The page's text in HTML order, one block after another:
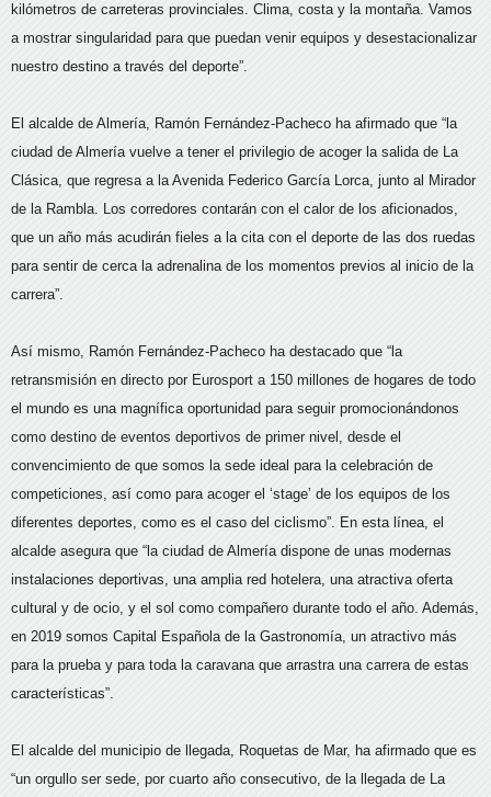
kilómetros de carreteras provinciales. Clima, costa y la montaña. Vamos
a mostrar singularidad para que puedan venir equipos y desestacionalizar
nuestro destino a través del deporte”.
El alcalde de Almería, Ramón Fernández-Pacheco ha afirmado que “la
ciudad de Almería vuelve a tener el privilegio de acoger la salida de La
Clásica, que regresa a la Avenida Federico García Lorca, junto al Mirador
de la Rambla. Los corredores contarán con el calor de los aficionados,
que un año más acudirán fieles a la cita con el deporte de las dos ruedas
para sentir de cerca la adrenalina de los momentos previos al inicio de la
carrera”.
Así mismo, Ramón Fernández-Pacheco ha destacado que “la
retransmisión en directo por Eurosport a 150 millones de hogares de todo
el mundo es una magnífica oportunidad para seguir promocionándonos
como destino de eventos deportivos de primer nivel, desde el
convencimiento de que somos la sede ideal para la celebración de
competiciones, así como para acoger el ‘stage’ de los equipos de los
diferentes deportes, como es el caso del ciclismo”. En esta línea, el
alcalde asegura que “la ciudad de Almería dispone de unas modernas
instalaciones deportivas, una amplia red hotelera, una atractiva oferta
cultural y de ocio, y el sol como compañero durante todo el año. Además,
en 2019 somos Capital Española de la Gastronomía, un atractivo más
para la prueba y para toda la caravana que arrastra una carrera de estas
características”.
El alcalde del municipio de llegada, Roquetas de Mar, ha afirmado que es
“un orgullo ser sede, por cuarto año consecutivo, de la llegada de La